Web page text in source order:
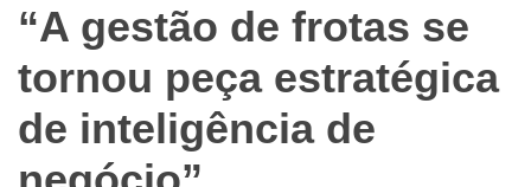
“A gestão de frotas se
tornou peça estratégica
de inteligência de